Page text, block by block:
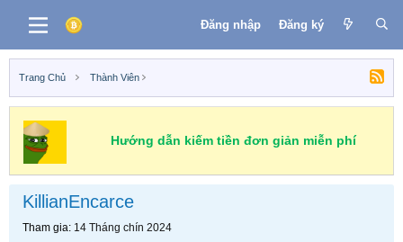
Đăng nhập Đăng ký
Trang Chủ Thành Viên
Hướng dẫn kiếm tiền đơn giản miễn phí
KillianEncarce
Tham gia 14 Tháng chín 2024